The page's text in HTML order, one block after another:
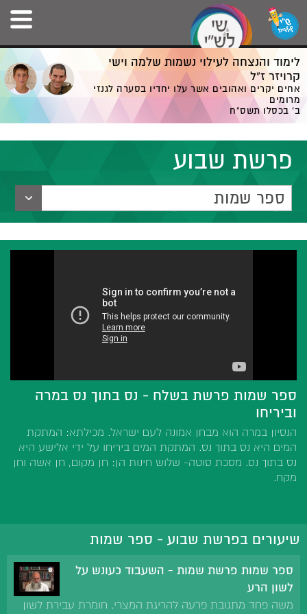
לימוד והנצחה לעילוי נשמות שלמה וישי
קרויזר ז”ל
אחים יקרים ואהובים אשר עלו יחדיו בסערה לגנזי
מרומים
ב' בכסלו תשס”ח
פרשת שבוע
ספר שמות
ספר שמות פרשת בשלח - נס בתוך נס במרה
וביריחו
הנסיון במרה הוא מבחן אמונה לעם ישראל. מכילתא: המתקת
המים היא נס בתוך נס. המתקת המים ביריחו על ידי אלישע היא
נס בתוך נס. מסכת סוטה- שלוש חינות הן: חן מקום, חן אשה וחן
מקח.
שיעורים בפרשת שבוע - ספר שמות
ספר שמות פרשת שמות - השעבוד כעונש על
לשון הרע
משה פחד מתגובת פרעה להריגת המצרי. חומרת עבירת לשון